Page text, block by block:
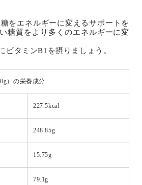
をエネルギーに変えるサポートを
糖質をより多くのエネルギーに変
ビタミンB1を摂りましょう。
）の栄養成分
227.5kcal
248.85g
15.75g
79.1g